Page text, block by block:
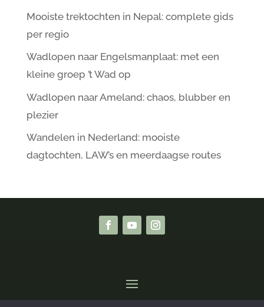
Mooiste trektochten in Nepal: complete gids
per regio
Wadlopen naar Engelsmanplaat: met een
kleine groep ’t Wad op
Wadlopen naar Ameland: chaos, blubber en
plezier
Wandelen in Nederland: mooiste
dagtochten, LAW’s en meerdaagse routes